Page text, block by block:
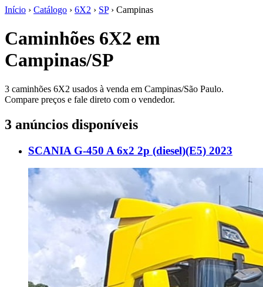
Início › Catálogo › 6X2 › SP› Campinas
Caminhões 6X2 em
Campinas/SP
3 caminhões 6X2 usados à venda em Campinas/São Paulo.
Compare preços e fale direto com o vendedor.
3 anúncios disponíveis
SCANIA G-450 A 6x2 2p (diesel)(E5) 2023